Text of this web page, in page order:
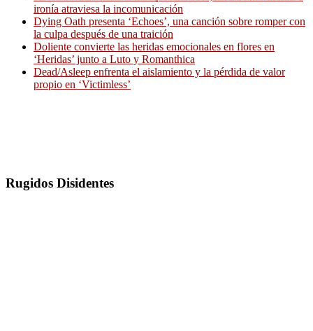
ironía atraviesa la incomunicación
Dying Oath presenta ‘Echoes’, una canción sobre romper con
la culpa después de una traición
Doliente convierte las heridas emocionales en flores en
‘Heridas’ junto a Luto y Romanthica
Dead/Asleep enfrenta el aislamiento y la pérdida de valor
propio en ‘Victimless’
Rugidos Disidentes